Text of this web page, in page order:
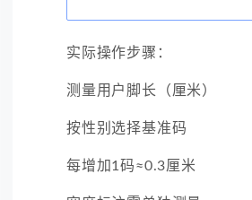
实际操作步骤：
测量用户脚长（厘米）
按性别选择基准码
每增加1码≈0.3厘米